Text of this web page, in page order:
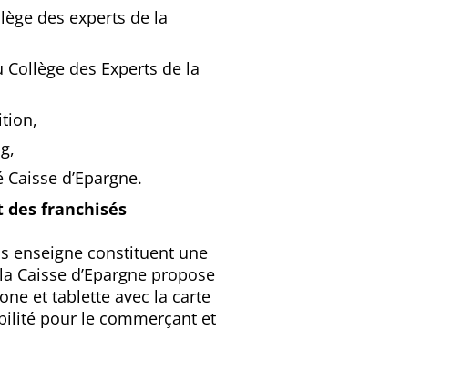
des experts de la
des Experts de la
d’Epargne.
des franchisés
enseigne constituent une
Caisse d’Epargne propose
et tablette avec la carte
pour le commerçant et